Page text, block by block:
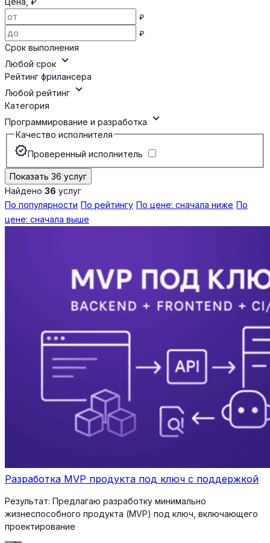
₽
₽
Срок выполнения
Любой срок expand_more
Рейтинг фрилансера
Любой рейтинг expand_more
Категория
Программирование и разработка expand_more
Качество исполнителя
verifiedПроверенный исполнитель
Показать 36 услуг
Найдено 36 услуг
По популярности По рейтингу По цене: сначала ниже По
цене: сначала выше
Разработка MVP продукта под ключ с поддержкой
Результат: Предлагаю разработку минимально
жизнеспособного продукта (MVP) под ключ, включающего
проектирование